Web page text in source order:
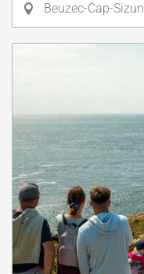
Beuzec-Cap-Sizun